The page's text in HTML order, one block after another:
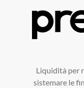
Liquidità per
sistemare le